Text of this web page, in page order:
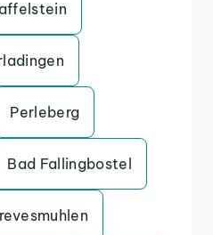
Perleberg
Bad Fallingbostel